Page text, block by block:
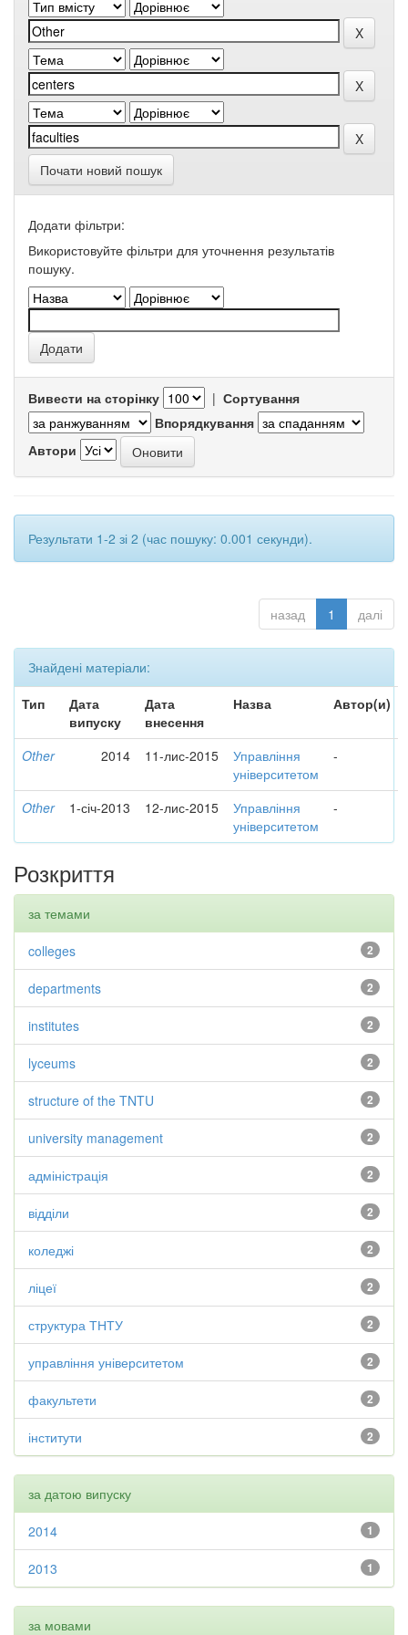
Почати новий пошук
Додати фільтри:
Використовуйте фільтри для уточнення результатів
пошуку.
Вивести на сторінку | Сортування
Впорядкування
Автори
Результати 1-2 зі 2 (час пошуку: 0.001 секунди).
назад 1 далі
Знайдені матеріали:
Тип
Дата
випуску
Дата
внесення
Назва Автор(и)
Other 2014 11-лис-2015
Управління
університетом
-
Other 1-січ-2013 12-лис-2015
Управління
університетом
-
Розкриття
за темами
2
colleges
2
departments
2
institutes
2
lyceums
2
structure of the TNTU
2
university management
2
адміністрація
2
відділи
2
коледжі
2
ліцеї
2
структура ТНТУ
2
управління університетом
2
факультети
2
інститути
за датою випуску
1
2014
1
2013
за мовами